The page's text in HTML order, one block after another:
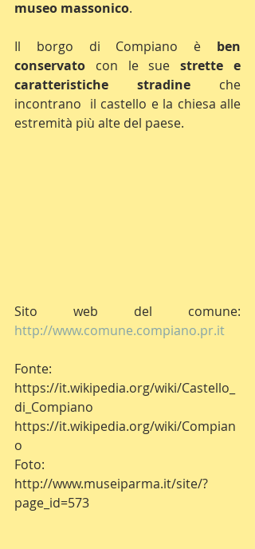
museo massonico.
Il borgo di Compiano è ben
conservato con le sue strette e
caratteristiche stradine che
incontrano  il castello e la chiesa alle
estremità più alte del paese.
http://www.comune.compiano.pr.it
Fonte:
https://it.wikipedia.org/wiki/Castello_
di_Compiano
https://it.wikipedia.org/wiki/Compian
o
Foto:
http://www.museiparma.it/site/?
page_id=573